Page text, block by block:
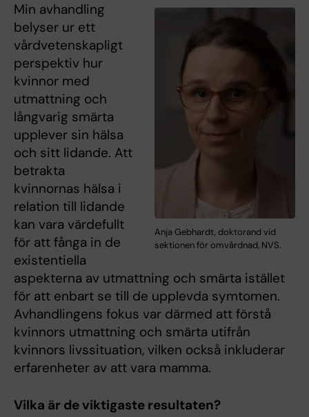
Anja Gebhardt, doktorand vid
sektionen för omvårdnad, NVS.
Min avhandling
belyser ur ett
vårdvetenskapligt
perspektiv hur
kvinnor med
utmattning och
långvarig smärta
upplever sin hälsa
och sitt lidande. Att
betrakta
kvinnornas hälsa i
relation till lidande
kan vara värdefullt
för att fånga in de
existentiella
aspekterna av utmattning och smärta istället
för att enbart se till de upplevda symtomen.
Avhandlingens fokus var därmed att förstå
kvinnors utmattning och smärta utifrån
kvinnors livssituation, vilken också inkluderar
erfarenheter av att vara mamma.
Vilka är de viktigaste resultaten?